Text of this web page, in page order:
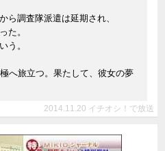
ら調査隊派遣は延期され、
た。
う。
へ旅立つ。果たして、彼女の夢
2014.11.20 イチオシ！で放送